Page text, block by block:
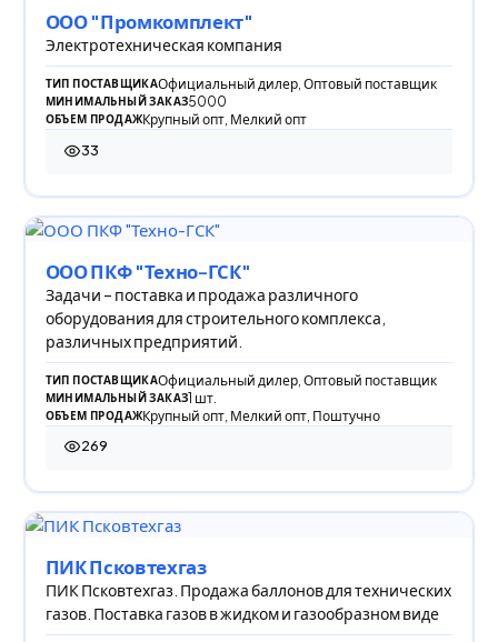
ООО "Промкомплект"
Электротехническая компания
ТИП ПОСТАВЩИКАОфициальный дилер, Оптовый поставщик
МИНИМАЛЬНЫЙ ЗАКАЗ5000
ОБЪЕМ ПРОДАЖКрупный опт, Мелкий опт
33
33 просмотра
ООО ПКФ "Техно-ГСК"
Задачи – поставка и продажа различного
оборудования для строительного комплекса,
различных предприятий.
ТИП ПОСТАВЩИКАОфициальный дилер, Оптовый поставщик
МИНИМАЛЬНЫЙ ЗАКАЗ1 шт.
ОБЪЕМ ПРОДАЖКрупный опт, Мелкий опт, Поштучно
269
269 просмотров
ПИК Псковтехгаз
ПИК Псковтехгаз. Продажа баллонов для технических
газов. Поставка газов в жидком и газообразном виде